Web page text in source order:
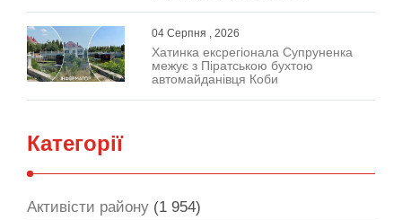
04 Серпня , 2026
Хатинка ексрегіонала Супруненка
межує з Піратською бухтою
автомайданівця Коби
Категорії
Активісти району (1 954)